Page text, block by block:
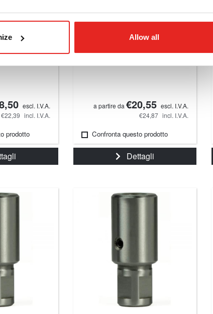
Allow all
TH
escl. I.V.A.
€22,39 incl. I.V.A.
prodotto
Tap DIN 376, GR / TH
Maschio, DIN, punto.
a partire da €20,55 escl. I.V.A.
€24,87 incl. I.V.A.
Confronta questo prodotto
Dettagli